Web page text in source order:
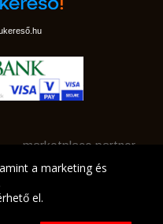
marketplace partner
a marketing és
el.